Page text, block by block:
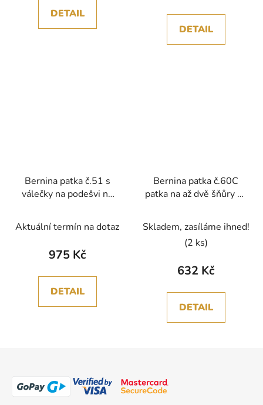
DETAIL
DETAIL
Bernina patka č.51 s
válečky na podešvi na
materiály
Aktuální termín na dotaz
975 Kč
DETAIL
Bernina patka č.60C
patka na až dvě šňůry 7-
Skladem, zasíláme ihned!
(2 ks)
632 Kč
DETAIL